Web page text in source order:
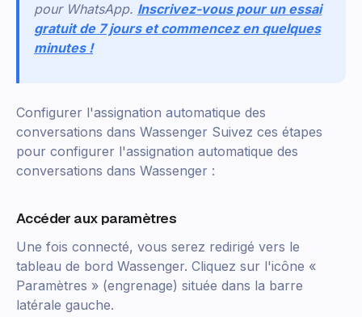
pour WhatsApp. Inscrivez-vous pour un essai
gratuit de 7 jours et commencez en quelques
minutes !
Configurer l'assignation automatique des
conversations dans Wassenger Suivez ces étapes
pour configurer l'assignation automatique des
conversations dans Wassenger :
Accéder aux paramètres
Une fois connecté, vous serez redirigé vers le
tableau de bord Wassenger. Cliquez sur l'icône «
Paramètres » (engrenage) située dans la barre
latérale gauche.